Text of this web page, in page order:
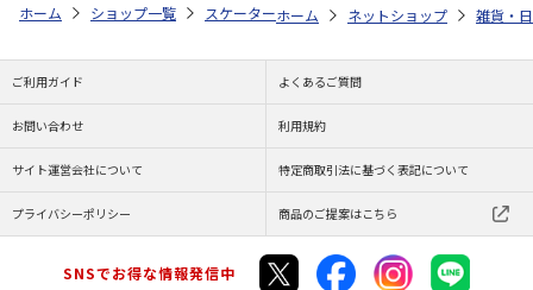
ホーム ショップ一覧 スケーター 2.6寸がま口 鴻月 ねこ博覧会 B
ホーム ネットショップ 雑貨・
ご利用ガイド よくあるご質問
お問い合わせ 利用規約
サイト運営会社について 特定商取引法に基づく表記について
プライバシーポリシー 商品のご提案はこちら
SNSでお得な情報発信中